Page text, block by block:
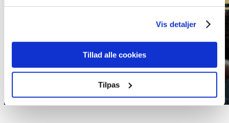
Vis detaljer
Tillad alle cookies
Tilpas